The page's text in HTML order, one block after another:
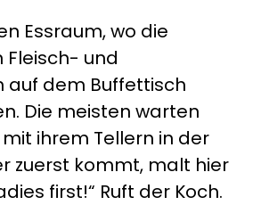
Essraum, wo die
und
auf dem Buffettisch
Die meisten warten
ihrem Tellern in der
zuerst kommt, malt hier
first!“ Ruft der Koch.